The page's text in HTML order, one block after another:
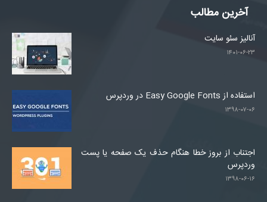
آخرین مطالب
آنالیز سئو سایت
۱۴۰۱-۰۶-۲۳
استفاده از Easy Google Fonts در وردپرس
۱۳۹۸-۰۷-۰۶
اجتناب از بروز خطا هنگام حذف یک صفحه یا پست
وردپرس
۱۳۹۸-۰۶-۱۶